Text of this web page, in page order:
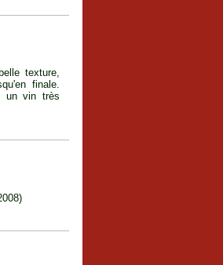
texture,
finale.
un vin très